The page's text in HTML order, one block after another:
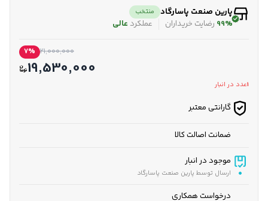
پارین صنعت پاسارگاد منتخب
99% رضایت خریداران عملکرد عالی
21,000,000
7%
19,530,000
1عدد در انبار
گارانتی معتبر
ضمانت اصالت کالا
موجود در انبار
ارسال توسط پارین صنعت پاسارگاد
درخواست همکاری